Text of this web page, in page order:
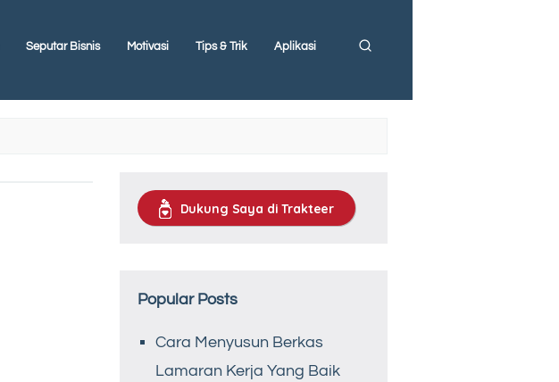
Seputar Bisnis Motivasi Tips & Trik Aplikasi
Dukung Saya di Trakteer
Popular Posts
Cara Menyusun Berkas
Lamaran Kerja Yang Baik